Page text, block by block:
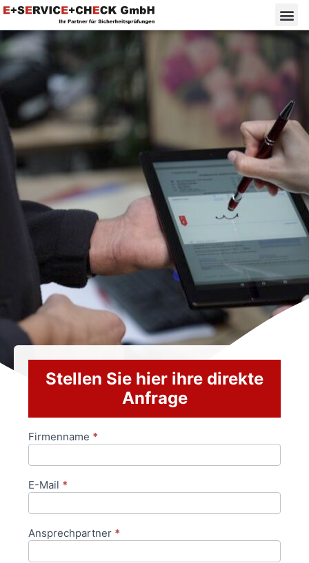
Stellen Sie hier ihre direkte
Anfrage
Anfrageformular
Firmenname *
E-Mail *
Ansprechpartner *